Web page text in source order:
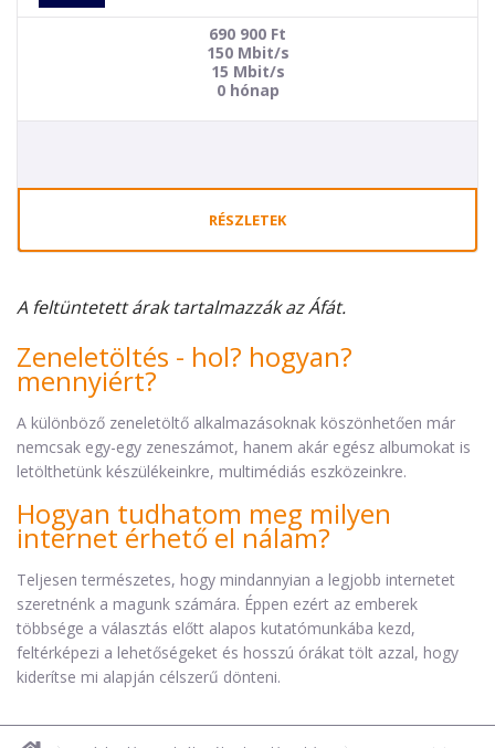
690 900 Ft
150 Mbit/s
15 Mbit/s
0 hónap
RÉSZLETEK
A feltüntetett árak tartalmazzák az Áfát.
Zeneletöltés - hol? hogyan?
mennyiért?
A különböző zeneletöltő alkalmazásoknak köszönhetően már
nemcsak egy-egy zeneszámot, hanem akár egész albumokat is
letölthetünk készülékeinkre, multimédiás eszközeinkre.
Hogyan tudhatom meg milyen
internet érhető el nálam?
Teljesen természetes, hogy mindannyian a legjobb internetet
szeretnénk a magunk számára. Éppen ezért az emberek
többsége a választás előtt alapos kutatómunkába kezd,
feltérképezi a lehetőségeket és hosszú órákat tölt azzal, hogy
kiderítse mi alapján célszerű dönteni.